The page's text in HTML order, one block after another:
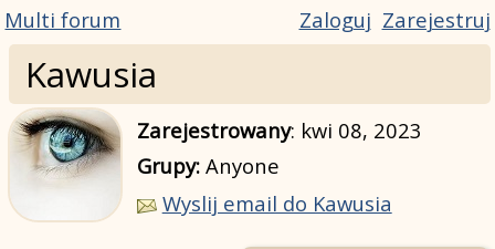
Multi forum Zaloguj Zarejestruj
Kawusia
Zarejestrowany: kwi 08, 2023
Grupy:Anyone
Wyslij email do Kawusia